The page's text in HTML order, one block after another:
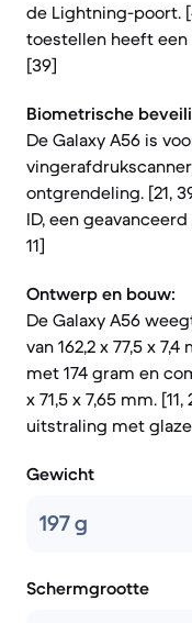
de Lightning-poort.
toestellen heeft
[39]
Biometrische
De Galaxy A56 is
ontgrendeling. [21,
ID, een
11]
Ontwerp en bouw:
De Galaxy A56
van 162,2 x 77,5 x
met 174 gram en
x 71,5 x 7,65 mm.
uitstraling met
Gewicht
197 g
Schermgrootte